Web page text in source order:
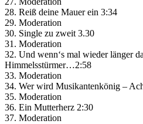
28. Reiß deine Mauer ein 3:34
29. Moderation
30. Single zu zweit 3.30
31. Moderation
32. Und wenn‘s mal wieder länger
Himmelsstürmer…2:58
33. Moderation
34. Wer wird Musikantenkönig –
35. Moderation
36. Ein Mutterherz 2:30
37. Moderation